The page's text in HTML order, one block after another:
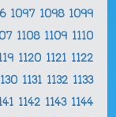
1097 1098 1099
1108 1109 1110
1120 1121 1122
1131 1132 1133
1142 1143 1144